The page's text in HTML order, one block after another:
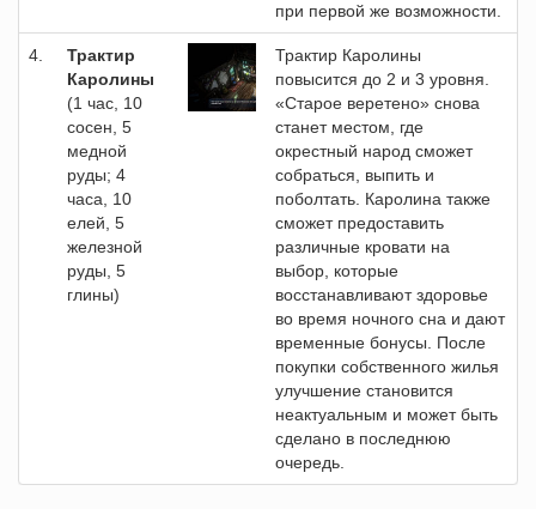
при первой же возможности.
4.
Трактир
Каролины
(1 час, 10
сосен, 5
медной
руды; 4
часа, 10
елей, 5
железной
руды, 5
глины)
Трактир Каролины
повысится до 2 и 3 уровня.
«Старое веретено» снова
станет местом, где
окрестный народ сможет
собраться, выпить и
поболтать. Каролина также
сможет предоставить
различные кровати на
выбор, которые
восстанавливают здоровье
во время ночного сна и дают
временные бонусы. После
покупки собственного жилья
улучшение становится
неактуальным и может быть
сделано в последнюю
очередь.